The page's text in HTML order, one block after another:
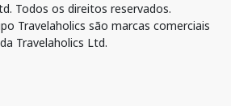
Todos os direitos reservados.
Travelaholics são marcas comerciais
Travelaholics Ltd.